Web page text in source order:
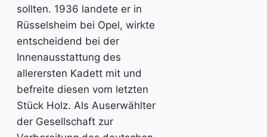
sollten. 1936 landete er in
Rüsselsheim bei Opel, wirkte
entscheidend bei der
Innenausstattung des
allerersten Kadett mit und
befreite diesen vom letzten
Stück Holz. Als Auserwählter
der Gesellschaft zur